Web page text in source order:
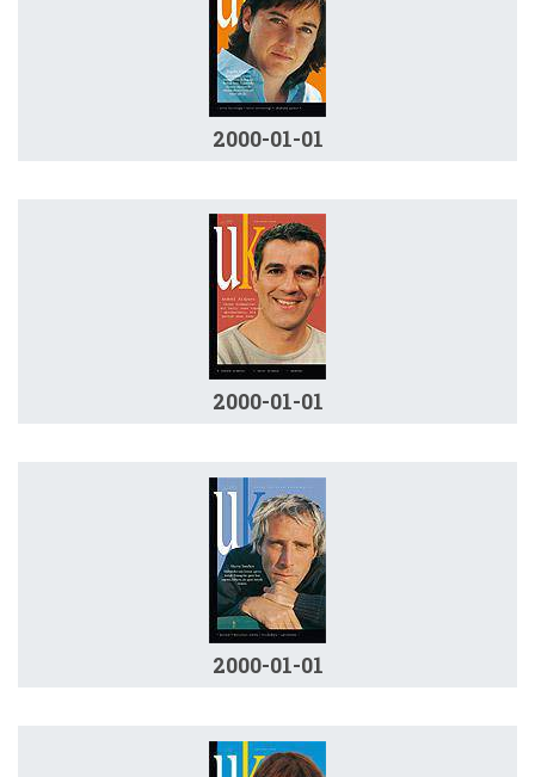
2000-01-01
2000-01-01
2000-01-01